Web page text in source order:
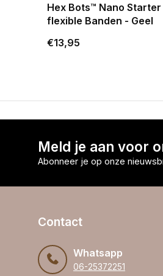
Hex Bots™ Nano Starter
flexible Banden - Geel
€13,95
Meld je aan voor
Abonneer je op onze
Contact
Whatsapp
06-25372251